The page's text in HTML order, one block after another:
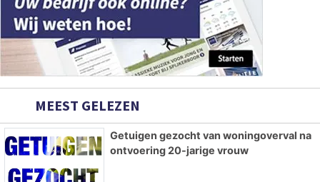
MEEST GELEZEN
Getuigen gezocht van woningoverval na
ontvoering 20-jarige vrouw